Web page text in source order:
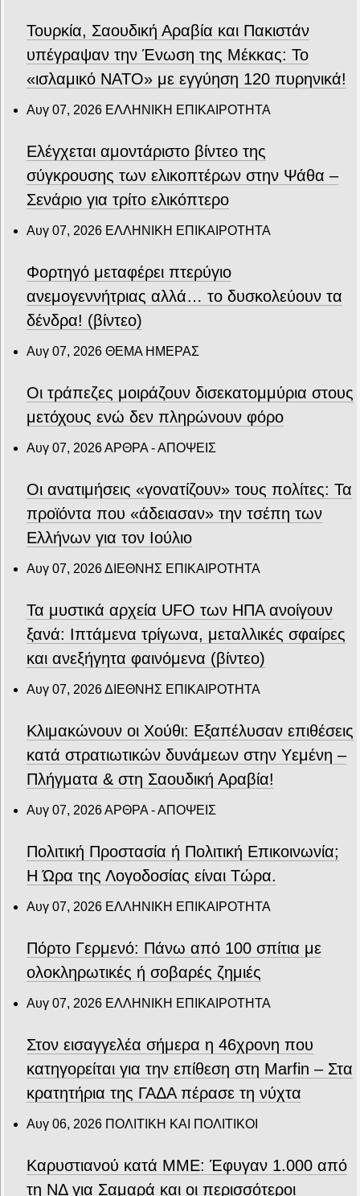
Τουρκία, Σαουδική Αραβία και Πακιστάν
υπέγραψαν την Ένωση της Μέκκας: Το
«ισλαμικό ΝΑΤΟ» με εγγύηση 120 πυρηνικά!
Αυγ 07, 2026 ΕΛΛΗΝΙΚΗ ΕΠΙΚΑΙΡΟΤΗΤΑ
Ελέγχεται αμοντάριστο βίντεο της
σύγκρουσης των ελικοπτέρων στην Ψάθα –
Σενάριο για τρίτο ελικόπτερο
Αυγ 07, 2026 ΕΛΛΗΝΙΚΗ ΕΠΙΚΑΙΡΟΤΗΤΑ
Φορτηγό μεταφέρει πτερύγιο
ανεμογεννήτριας αλλά… το δυσκολεύουν τα
δένδρα! (βίντεο)
Αυγ 07, 2026 ΘΕΜΑ ΗΜΕΡΑΣ
Οι τράπεζες μοιράζουν δισεκατομμύρια στους
μετόχους ενώ δεν πληρώνουν φόρο
Αυγ 07, 2026ΑΡΘΡΑ - ΑΠΟΨΕΙΣ
Οι ανατιμήσεις «γονατίζουν» τους πολίτες: Τα
προϊόντα που «άδειασαν» την τσέπη των
Ελλήνων για τον Ιούλιο
Αυγ 07, 2026ΔΙΕΘΝΗΣ ΕΠΙΚΑΙΡΟΤΗΤΑ
Τα μυστικά αρχεία UFO των ΗΠΑ ανοίγουν
ξανά: Ιπτάμενα τρίγωνα, μεταλλικές σφαίρες
και ανεξήγητα φαινόμενα (βίντεο)
Αυγ 07, 2026ΔΙΕΘΝΗΣ ΕΠΙΚΑΙΡΟΤΗΤΑ
Κλιμακώνουν οι Χούθι: Eξαπέλυσαν επιθέσεις
κατά στρατιωτικών δυνάμεων στην Υεμένη –
Πλήγματα & στη Σαουδική Αραβία!
Αυγ 07, 2026ΑΡΘΡΑ - ΑΠΟΨΕΙΣ
Πολιτική Προστασία ή Πολιτική Επικοινωνία;
Η Ώρα της Λογοδοσίας είναι Τώρα.
Αυγ 07, 2026 ΕΛΛΗΝΙΚΗ ΕΠΙΚΑΙΡΟΤΗΤΑ
Πόρτο Γερμενό: Πάνω από 100 σπίτια με
ολοκληρωτικές ή σοβαρές ζημιές
Αυγ 07, 2026 ΕΛΛΗΝΙΚΗ ΕΠΙΚΑΙΡΟΤΗΤΑ
Στον εισαγγελέα σήμερα η 46χρονη που
κατηγορείται για την επίθεση στη Marfin – Στα
κρατητήρια της ΓΑΔΑ πέρασε τη νύχτα
Αυγ 06, 2026 ΠΟΛΙΤΙΚΗ ΚΑΙ ΠΟΛΙΤΙΚΟΙ
Καρυστιανού κατά ΜΜΕ: Έφυγαν 1.000 από
τη ΝΔ για Σαμαρά και οι περισσότεροι